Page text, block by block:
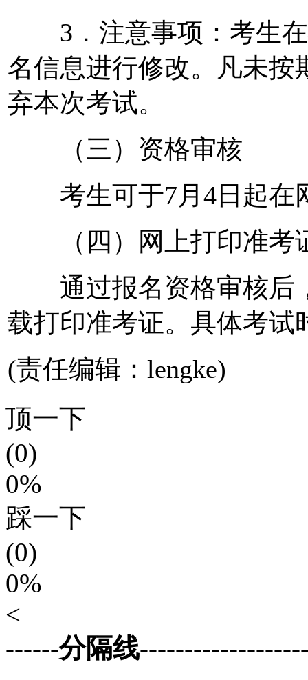
3．注意事项：考生在
名信息进行修改。凡未按
弃本次考试。
（三）资格审核
考生可于7月4日起在
（四）网上打印准考
通过报名资格审核后
载打印准考证。具体考试
(责任编辑：lengke)
顶一下
(0)
0%
踩一下
(0)
0%
<
------分隔线